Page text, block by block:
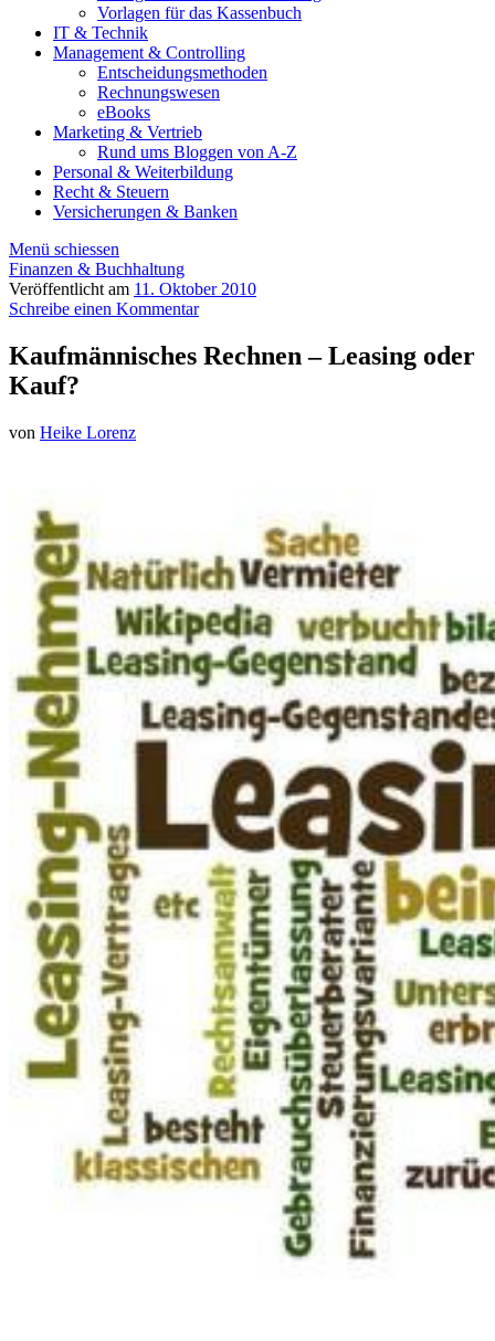
Vorlagen für das Kassenbuch
IT & Technik
Management & Controlling
Entscheidungsmethoden
Rechnungswesen
eBooks
Marketing & Vertrieb
Rund ums Bloggen von A-Z
Personal & Weiterbildung
Recht & Steuern
Versicherungen & Banken
Menü schiessen
Finanzen & Buchhaltung
Veröffentlicht am 11. Oktober 2010
Schreibe einen Kommentar
Kaufmännisches Rechnen – Leasing oder
Kauf?
von Heike Lorenz